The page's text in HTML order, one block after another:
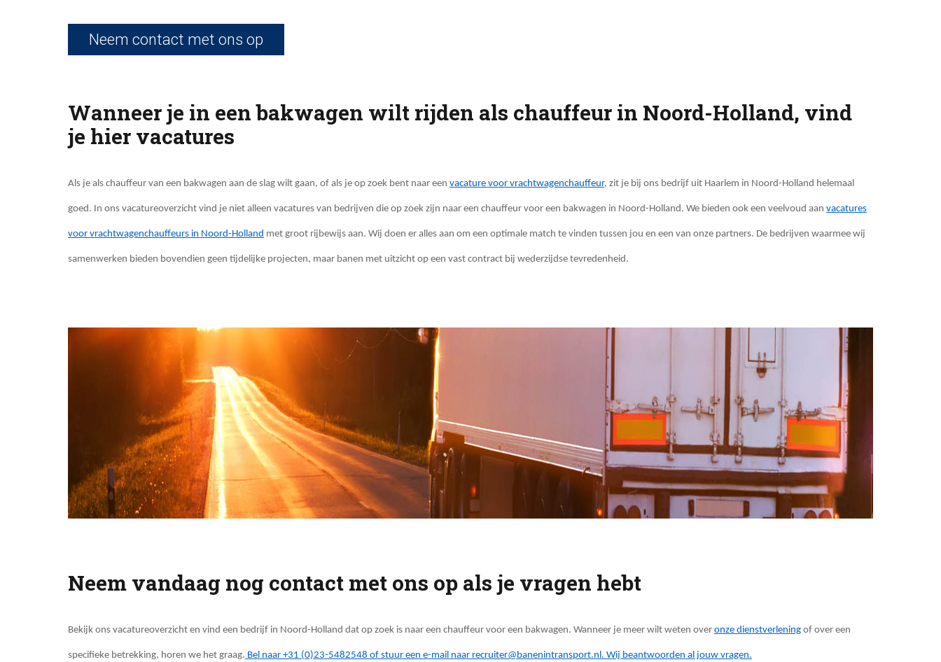
Neem contact met ons op
Wanneer je in een bakwagen wilt rijden als chauffeur in Noord-Holland, vind
je hier vacatures
Als je als chauffeur van een bakwagen aan de slag wilt gaan, of als je op zoek bent naar een vacature voor vrachtwagenchauffeur, zit je bij ons bedrijf uit Haarlem in Noord-Holland helemaal
goed. In ons vacatureoverzicht vind je niet alleen vacatures van bedrijven die op zoek zijn naar een chauffeur voor een bakwagen in Noord-Holland. We bieden ook een veelvoud aan vacatures
voor vrachtwagenchauffeurs in Noord-Holland met groot rijbewijs aan. Wij doen er alles aan om een optimale match te vinden tussen jou en een van onze partners. De bedrijven waarmee wij
samenwerken bieden bovendien geen tijdelijke projecten, maar banen met uitzicht op een vast contract bij wederzijdse tevredenheid.
Neem vandaag nog contact met ons op als je vragen hebt
Bekijk ons vacatureoverzicht en vind een bedrijf in Noord-Holland dat op zoek is naar een chauffeur voor een bakwagen. Wanneer je meer wilt weten over onze dienstverlening of over een
specifieke betrekking, horen we het graag. Bel naar +31 (0)23-5482548 of stuur een e-mail naar recruiter@banenintransport.nl. Wij beantwoorden al jouw vragen.